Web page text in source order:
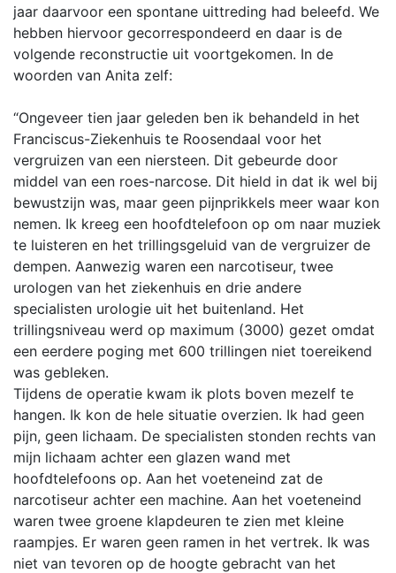
jaar daarvoor een spontane uittreding had beleefd. We
hebben hiervoor gecorrespondeerd en daar is de
volgende reconstructie uit voortgekomen. In de
woorden van Anita zelf:
“Ongeveer tien jaar geleden ben ik behandeld in het
Franciscus-Ziekenhuis te Roosendaal voor het
vergruizen van een niersteen. Dit gebeurde door
middel van een roes-narcose. Dit hield in dat ik wel bij
bewustzijn was, maar geen pijnprikkels meer waar kon
nemen. Ik kreeg een hoofdtelefoon op om naar muziek
te luisteren en het trillingsgeluid van de vergruizer de
dempen. Aanwezig waren een narcotiseur, twee
urologen van het ziekenhuis en drie andere
specialisten urologie uit het buitenland. Het
trillingsniveau werd op maximum (3000) gezet omdat
een eerdere poging met 600 trillingen niet toereikend
was gebleken.
Tijdens de operatie kwam ik plots boven mezelf te
hangen. Ik kon de hele situatie overzien. Ik had geen
pijn, geen lichaam. De specialisten stonden rechts van
mijn lichaam achter een glazen wand met
hoofdtelefoons op. Aan het voeteneind zat de
narcotiseur achter een machine. Aan het voeteneind
waren twee groene klapdeuren te zien met kleine
raampjes. Er waren geen ramen in het vertrek. Ik was
niet van tevoren op de hoogte gebracht van het